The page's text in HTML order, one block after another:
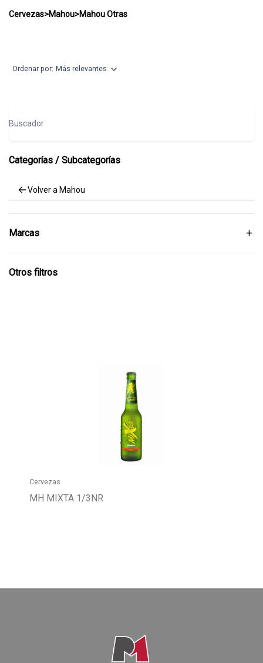
Mahou Otras
Cervezas>Mahou>Mahou Otras
Ordenar por: Más relevantes
Categorías / Subcategorías
Volver a Mahou
Marcas
Otros filtros
Cervezas
MH MIXTA 1/3NR